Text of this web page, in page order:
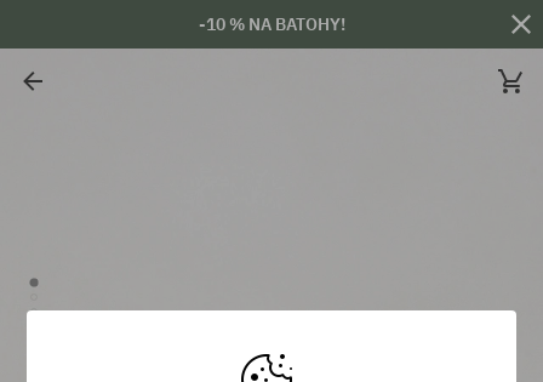
-10 % NA BATOHY!